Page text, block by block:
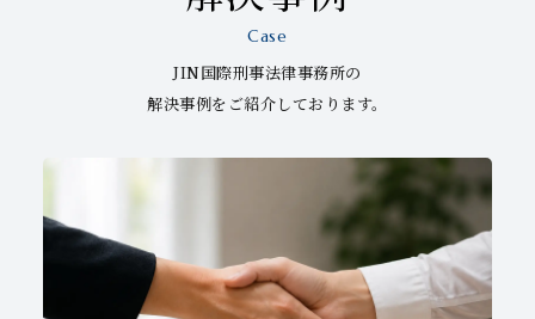
Case
JIN国際刑事法律事務所の
解決事例をご紹介しております。